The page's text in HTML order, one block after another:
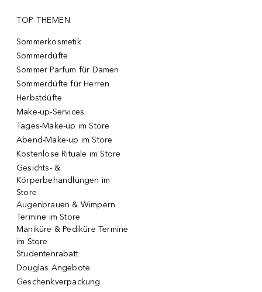
TOP THEMEN
Sommerkosmetik
Sommerdüfte
Sommer Parfum für Damen
Sommerdüfte für Herren
Herbstdüfte
Make-up-Services
Tages-Make-up im Store
Abend-Make-up im Store
Kostenlose Rituale im Store
Gesichts- &
Körperbehandlungen im
Store
Augenbrauen & Wimpern
Termine im Store
Maniküre & Pediküre Termine
im Store
Studentenrabatt
Douglas Angebote
Geschenkverpackung